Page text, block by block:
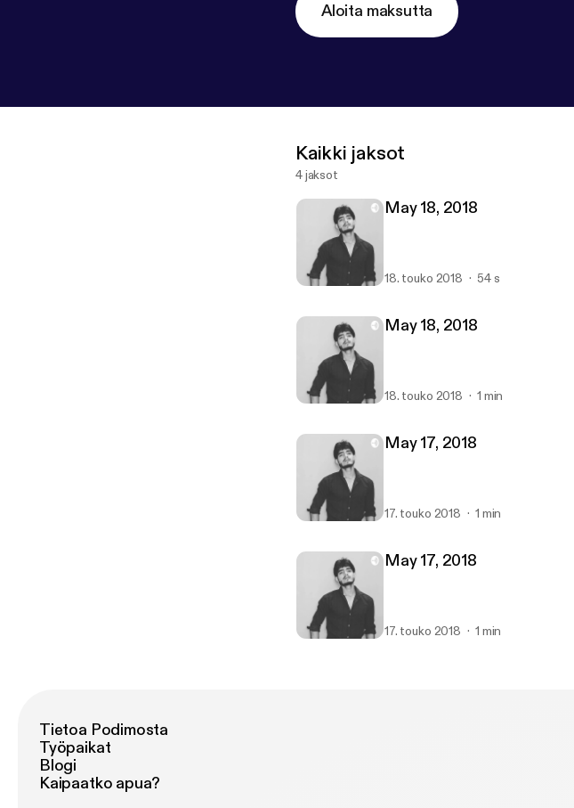
Aloita maksutta
Kaikki jaksot
4 jaksot
May 18, 2018
18. touko 2018 54 s
May 18, 2018
18. touko 2018 1 min
May 17, 2018
17. touko 2018 1 min
May 17, 2018
17. touko 2018 1 min
Tietoa Podimosta
Työpaikat
Blogi
Kaipaatko apua?